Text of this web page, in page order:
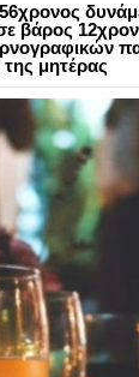
βάρος
μητέρας